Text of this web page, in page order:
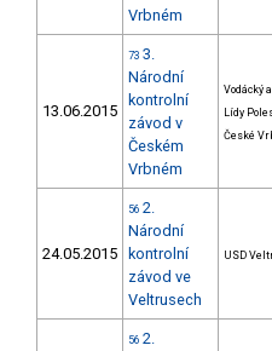
Vrbném
13.06.2015
73 3.
Národní
kontrolní
závod v
Českém
Vrbném
Vodácký
Lídy
České
24.05.2015
56 2.
Národní
kontrolní
závod ve
Veltrusech
USD
56 2.